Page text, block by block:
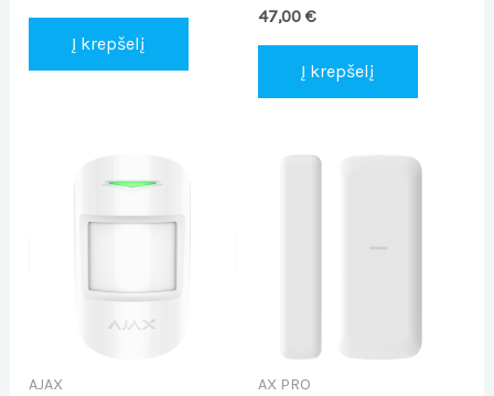
Į krepšelį
47,00 €
Į krepšelį
AJAX AX PRO